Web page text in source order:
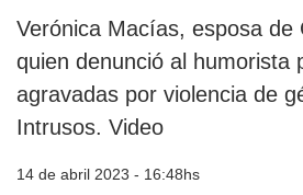
Verónica Macías, esposa de
quien denunció al humorista
agravadas por violencia de
Intrusos. Video
14 de abril 2023 - 16:48hs